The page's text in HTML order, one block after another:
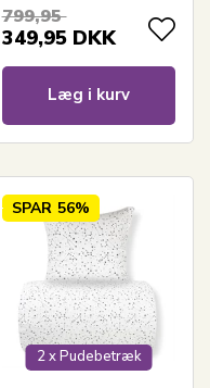
799,95
349,95 DKK
Læg i kurv
2 x Pudebetræk
SPAR 56%